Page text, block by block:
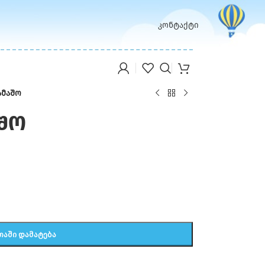
კონტაქტი
ᲓᲐᲛᲐᲢᲔᲑᲐ